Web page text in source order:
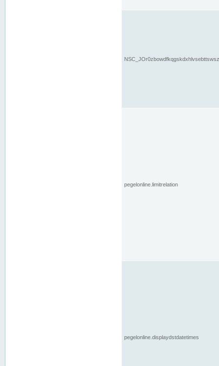
pegelonline.limitrelation
pegelonline.displaydstdatetimes